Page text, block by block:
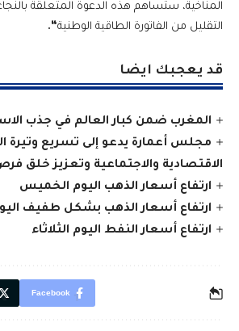
المناخية، ستساهم هذه الدعوة المتعلقة
التقليل من الفاتورة الطاقية الوطنية“
.
قد يعجبك ايضا
المغرب ضمن كبار العالم في جذب
مجلس أعمارة يدعو إلى تسريع وتيرة
الاقتصادية والاجتماعية وتعزيز خلق
ارتفاع أسعار الذهب اليوم الخميس
ارتفاع أسعار الذهب بشكل طفيف اليوم
ارتفاع أسعار النفط اليوم الثلاثاء
Facebook